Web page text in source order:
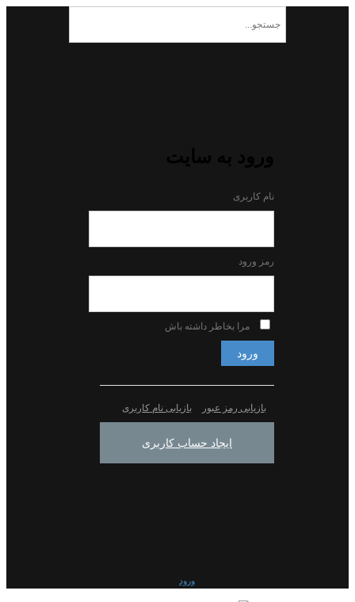
نام کاربری
رمز ورود
مرا بخاطر داشته باش
ورود
بازیابی رمز عبور بازیابی نام کاربری
ایجاد حساب کاربری
ورود